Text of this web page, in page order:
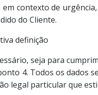
contexto de
do Cliente.
definição
seja para
4. Todos os dados
legal particular que